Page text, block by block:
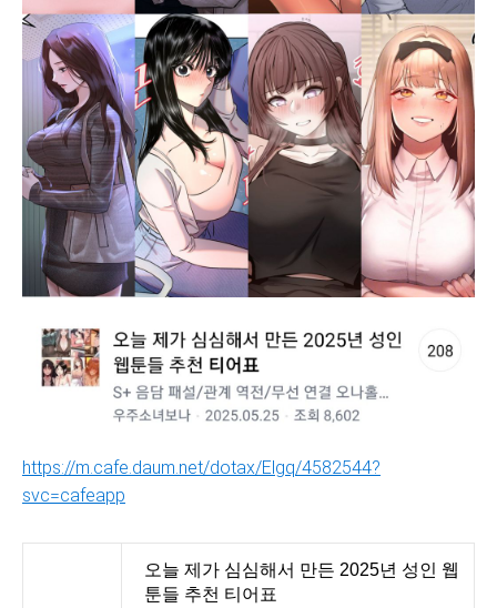
https://m.cafe.daum.net/dotax/Elgq/4582544?
svc=cafeapp
오늘 제가 심심해서 만든 2025년 성인 웹
툰들 추천 티어표